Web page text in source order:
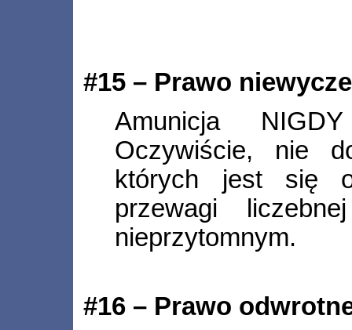
#15 – Prawo
Amunicja
Oczywiście, nie
których jest się
przewagi
nieprzytomnym.
#16 – Prawo